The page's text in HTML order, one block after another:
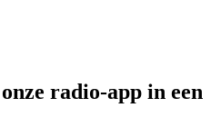
radio-app in een